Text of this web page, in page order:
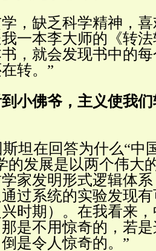
，缺乏科学精神，
一本李大师的 《转
，就会发现书中的
转。 ”
小佛爷，主义使我
坦在回答为什么“中
的发展是以两个伟大
家发明形式逻辑体
过系统的实验发现
时期）。在我看来
是不用惊奇的，若
是令人惊奇的。 ”